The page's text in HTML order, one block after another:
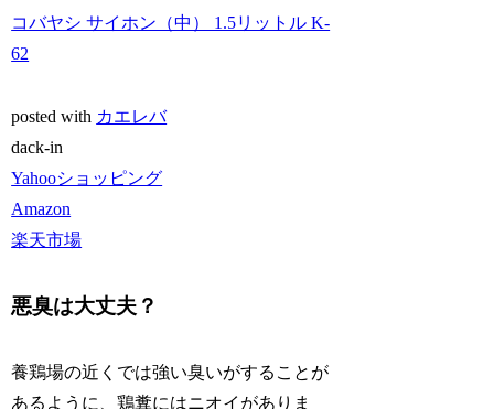
コバヤシ サイホン（中） 1.5リットル K-
62
posted with カエレバ
dack-in
Yahooショッピング
Amazon
楽天市場
悪臭は大丈夫？
養鶏場の近くでは強い臭いがすることが
あるように、鶏糞にはニオイがありま